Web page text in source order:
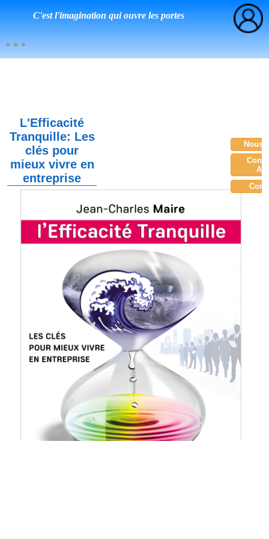
C'est l'imagination qui ouvre les portes
L'Efficacité
Tranquille: Les
clés pour
mieux vivre en
entreprise
Nous